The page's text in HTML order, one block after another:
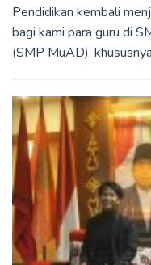
Pendidikan kembali
bagi kami para guru di
(SMP MuAD),